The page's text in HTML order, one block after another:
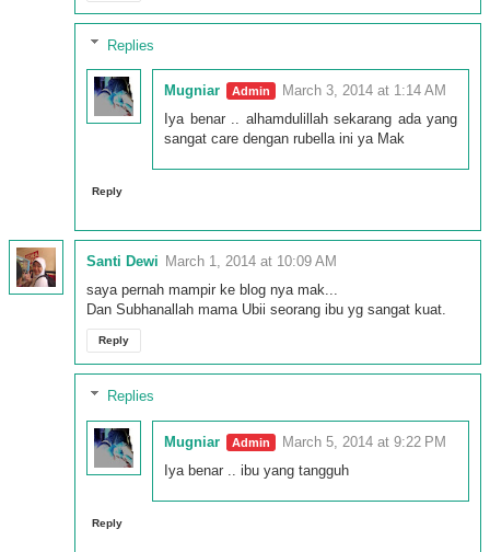
Replies
Mugniar
March 3, 2014 at 1:14 AM
Iya benar .. alhamdulillah sekarang ada yang
sangat care dengan rubella ini ya Mak
Reply
Santi Dewi March 1, 2014 at 10:09 AM
saya pernah mampir ke blog nya mak...
Dan Subhanallah mama Ubii seorang ibu yg sangat kuat.
Reply
Replies
Mugniar
March 5, 2014 at 9:22 PM
Iya benar .. ibu yang tangguh
Reply